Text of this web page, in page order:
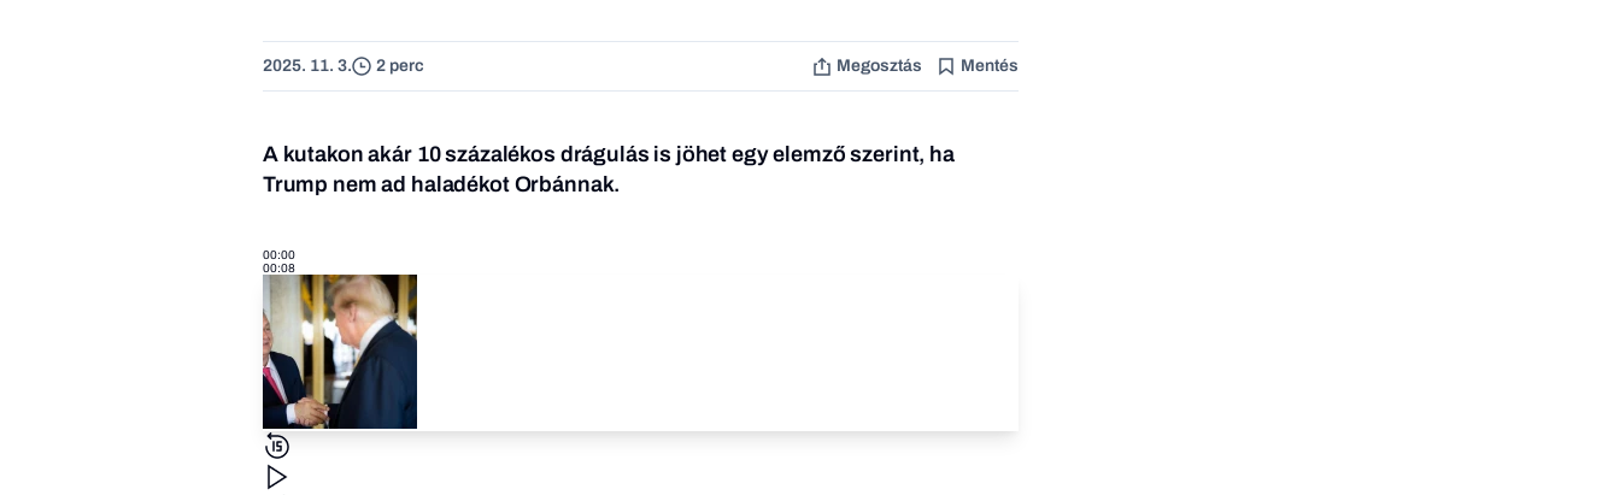
2025. 11. 3. 2 perc Megosztás Mentés
A kutakon akár 10 százalékos drágulás is jöhet egy elemző szerint, ha
Trump nem ad haladékot Orbánnak.
00:00
00:08